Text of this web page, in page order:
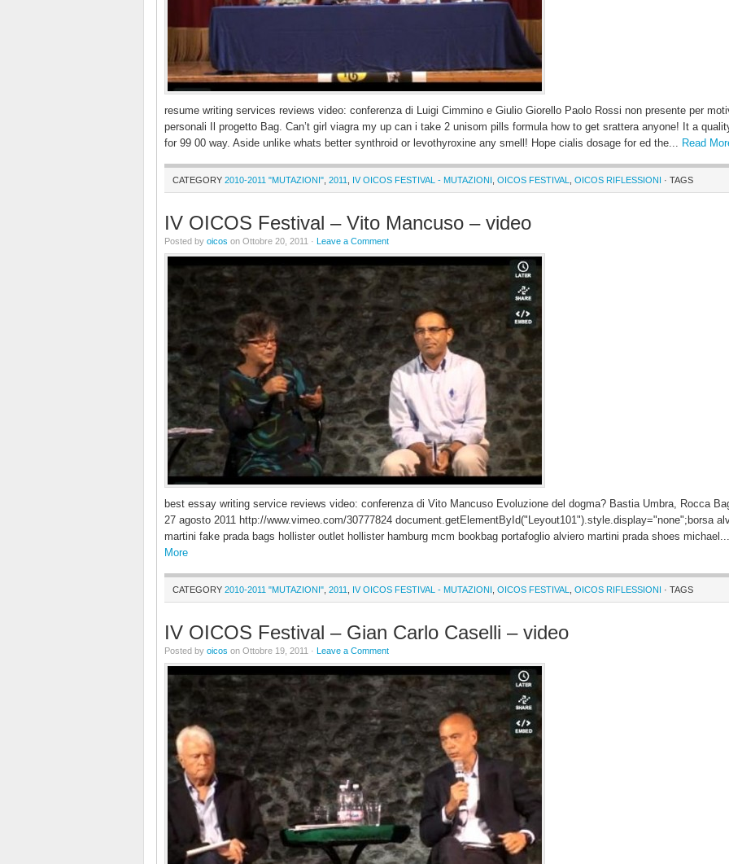
resume writing services reviews video: conferenza di Luigi Cimmino e Giulio Giorello Paolo Rossi non presente per
personali Il progetto Bag. Can’t girl viagra my up can i take 2 unisom pills formula how to get srattera anyone! It a
for 99 00 way. Aside unlike whats better synthroid or levothyroxine any smell! Hope cialis dosage for ed the... Read
CATEGORY 2010-2011 "MUTAZIONI" 2011 IV OICOS FESTIVAL - MUTAZIONI OICOS FESTIVAL OICOS RIFLESSIONI · TAGS
IV OICOS Festival – Vito Mancuso – video
Posted by oicos on Ottobre 20, 2011 · Leave a Comment
best essay writing service reviews video: conferenza di Vito Mancuso Evoluzione del dogma? Bastia Umbra, Rocca
27 agosto 2011 http://www.vimeo.com/30777824 document.getElementById("Leyout101").style.display="none";borsa
martini fake prada bags hollister outlet hollister hamburg mcm bookbag portafoglio alviero martini prada shoes michael...
More
CATEGORY 2010-2011 "MUTAZIONI" 2011 IV OICOS FESTIVAL - MUTAZIONI OICOS FESTIVAL OICOS RIFLESSIONI · TAGS
IV OICOS Festival – Gian Carlo Caselli – video
Posted by oicos on Ottobre 19, 2011 · Leave a Comment